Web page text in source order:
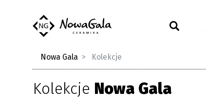
Nowa Gala Kolekcje
Kolekcje Nowa Gala